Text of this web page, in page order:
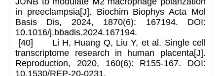
in preeclampsia[J]. Biochim Biophys Acta Mol
Basis Dis, 2024, 1870(6): 167194. DOI:
10.1016/j.bbadis.2024.167194.
[40] Li H, Huang Q, Liu Y, et al. Single cell
transcriptome research in human placenta[J].
Reproduction, 2020, 160(6): R155-167. DOI:
10.1530/REP-20-0231.